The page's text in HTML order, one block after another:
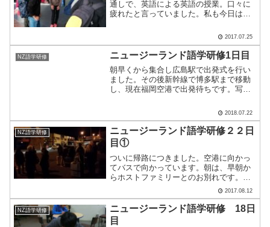
通しで、英語による英語の授業。口々に
疲れたと言っていました。私も今日は授
せん。写真はまた後日にしましょう。午
です。英語で課題が出て.....
2017.07.25
NZ語学研修 ニュージーランド語学研修1日目
朝早くから集合し広島駅で出発式を行い
ました。その後新幹線で博多駅まで移動
し、現在福岡空港で出発待ちです。写真
2018.07.22
NZ語学研修
ニュージーランド語学研修２２日
目①
ついに帰路につきました。空港に向かっ
てバスで向かっています。朝は、早朝か
らホストファミリーとのお別れです。日
程の事情から、６時半の出発となりまし
た。まだ暗い中、ホストファミリーから
見送られました。みんな無事に帰路につ
くことができました日本に.....
2017.08.12
NZ語学研修
ニュージーランド語学研修 18日
目